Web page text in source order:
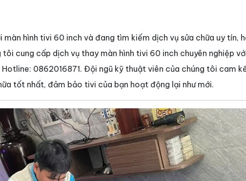
màn hình tivi 60 inch và đang tìm kiếm dịch vụ sửa chữa uy tín,
tôi cung cấp dịch vụ thay màn hình tivi 60 inch chuyên nghiệp
0862016871. Đội ngũ kỹ thuật viên của chúng tôi cam
tốt nhất, đảm bảo tivi của bạn hoạt động lại như mới.